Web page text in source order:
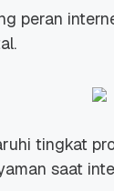
peran
tingkat
saat